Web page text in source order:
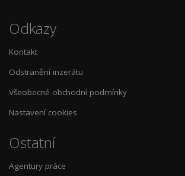
Odkazy
Kontakt
Odstranění inzerátu
Všeobecné obchodní podmínky
Nastavení cookies
Ostatní
Agentury práce